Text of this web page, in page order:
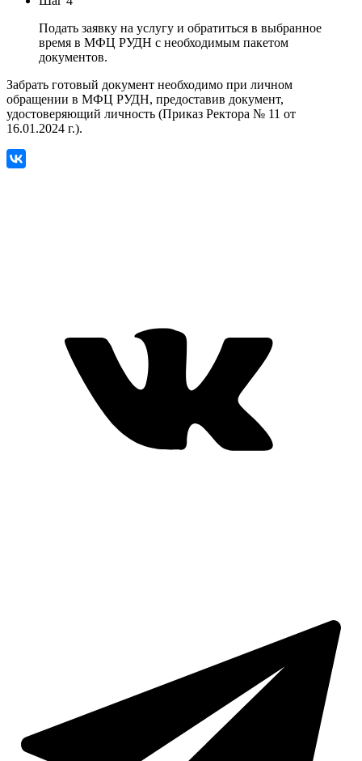
Подать заявку на услугу и обратиться в выбранное
время в МФЦ РУДН с необходимым пакетом
документов.
Забрать готовый документ необходимо при личном
обращении в МФЦ РУДН, предоставив документ,
удостоверяющий личность (Приказ Ректора № 11 от
16.01.2024 г.).